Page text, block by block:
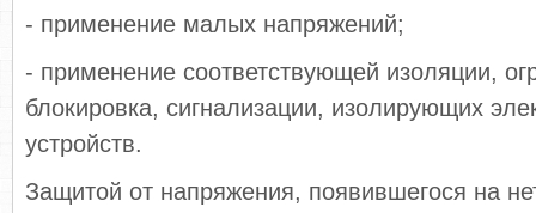
- применение малых напряжений;
- применение соответствующей изоляции,
блокировка, сигнализации, изолирующих
устройств.
Защитой от напряжения, появившегося на